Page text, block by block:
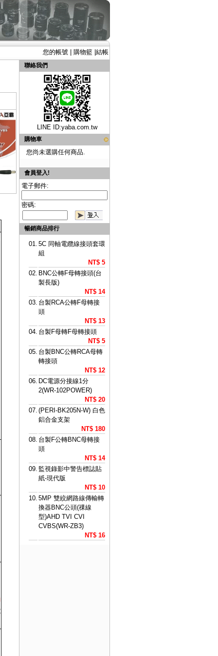
您的帳號 購物籃 結帳
聯絡我們
LINE ID:yaba.com.tw
購物車
您尚未選購任何商品.
會員登入!
電子郵件:
密碼:
暢銷商品排行
01. 5C 同軸電纜線接頭套環
組
NT$ 5
02. BNC公轉F母轉接頭(台
製長版)
NT$ 14
03. 台製RCA公轉F母轉接
頭
NT$ 13
04. 台製F母轉F母轉接頭
NT$ 5
05. 台製BNC公轉RCA母轉
轉接頭
NT$ 12
06. DC電源分接線1分
2(WR-102POWER)
NT$ 20
07. (PERI-BK205N-W) 白色
鋁合金支架
NT$ 180
08. 台製F公轉BNC母轉接
頭
NT$ 14
09. 監視錄影中警告標誌貼
紙-現代版
NT$ 10
10. 5MP 雙絞網路線傳輸轉
換器BNC公頭(祼線
型)AHD TVI CVI
CVBS(WR-ZB3)
NT$ 16